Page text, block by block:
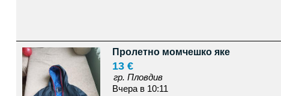
Пролетно момчешко яке
13 €
гр. Пловдив
Вчера в 10:11